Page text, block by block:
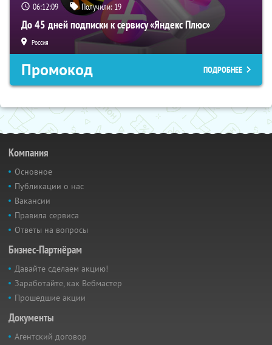
06:12:08 Получили: 19
До 45 дней подписки к сервису «Яндекс Плюс»
Россия
Промокод ПОДРОБНЕЕ
Компания
Основное
Публикации о нас
Вакансии
Правила сервиса
Ответы на вопросы
Бизнес-Партнёрам
Давайте сделаем акцию!
Заработайте, как Вебмастер
Прошедшие акции
Документы
Агентский договор